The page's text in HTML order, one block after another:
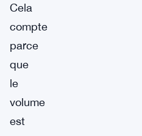
Cela
compte
parce
que
le
volume
est